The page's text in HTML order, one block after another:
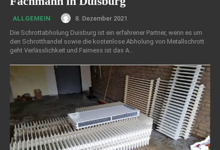
ALLGEMEIN
8. Dezember 2021
Die Schrottabholung Duisburg ist ein erfahrener Partner, wenn es um
den Schrotthandel sowie die kostenlose Abholung von Metallschrott
geht Verlässlichkeit und Fairness ist das A...